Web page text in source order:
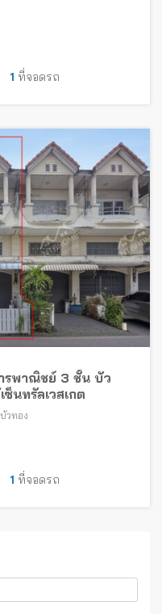
1 ที่จอดรถ
รพาณิชย์ 3 ชั้น บัว
นทรัลเวสเกต
วทอง
1 ที่จอดรถ